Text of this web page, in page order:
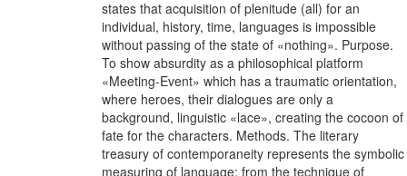
states that acquisition of plenitude (all) for an
individual, history, time, languages is impossible
without passing of the state of «nothing». Purpose.
To show absurdity as a philosophical platform
«Meeting-Event» which has a traumatic orientation,
where heroes, their dialogues are only a
background, linguistic «lace», creating the cocoon of
fate for the characters. Methods. The literary
treasury of contemporaneity represents the symbolic
measuring of language: from the technique of